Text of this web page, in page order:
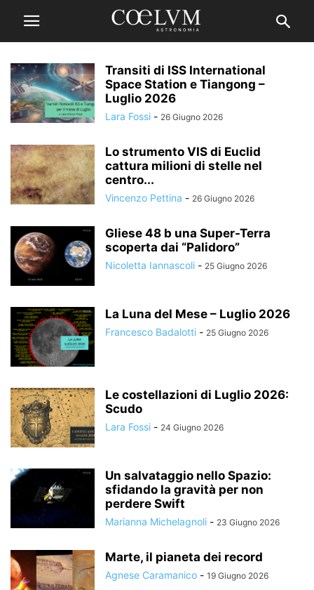
Transiti di ISS International
Space Station e Tiangong –
Luglio 2026
Lara Fossi - 26 Giugno 2026
Lo strumento VIS di Euclid
cattura milioni di stelle nel
centro...
Vincenzo Pettina - 26 Giugno 2026
Gliese 48 b una Super-Terra
scoperta dai “Palidoro”
Nicoletta Iannascoli - 25 Giugno 2026
La Luna del Mese – Luglio 2026
Francesco Badalotti - 25 Giugno 2026
Le costellazioni di Luglio 2026:
Scudo
Lara Fossi - 24 Giugno 2026
Un salvataggio nello Spazio:
sfidando la gravità per non
perdere Swift
Marianna Michelagnoli - 23 Giugno 2026
Marte, il pianeta dei record
Agnese Caramanico - 19 Giugno 2026